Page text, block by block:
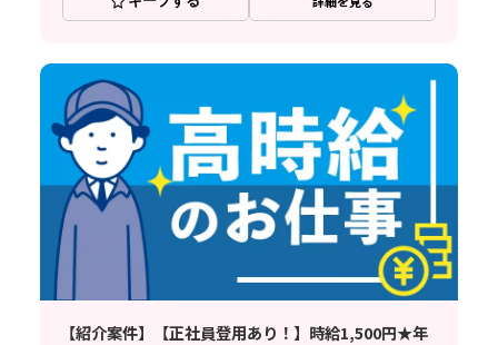
【紹介案件】【正社員登用あり！】時給1,500円★年